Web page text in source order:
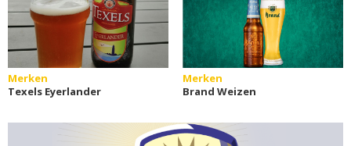
Merken
Texels Eyerlander
Merken
Brand Weizen